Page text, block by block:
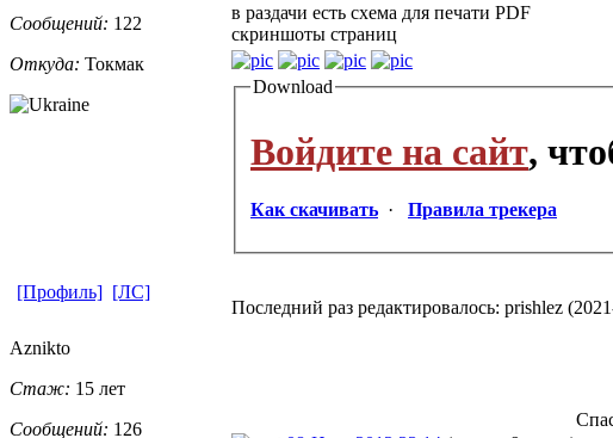
Сообщений: 122
Откуда: Токмак
в раздачи есть схема для печати PDF
скриншоты страниц
Download
Войдите на сайт,
Как скачивать · Правила трекера
Последний раз редактировалось: prishlez
[Профиль] [ЛС]
Aznikto
Стаж: 15 лет
Сообщений: 126